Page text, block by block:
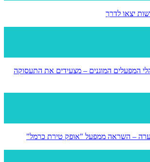
יצאו לדרך
המפעלים המוגנים – מצעידים את התעסוקה
– השראה ממפעל "אופק טירת כרמל"